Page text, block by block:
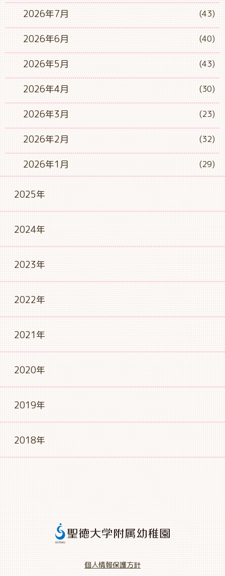
2026年7月 (43)
2026年6月 (40)
2026年5月 (43)
2026年4月 (30)
2026年3月 (23)
2026年2月 (32)
2026年1月 (29)
2025年
2024年
2023年
2022年
2021年
2020年
2019年
2018年
個人情報保護方針